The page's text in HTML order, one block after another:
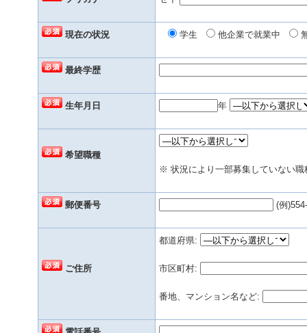
現在の状況 学生 他企業で就業中
最終学歴
生年月日 年
希望職種
※ 状況により一部募集していない
郵便番号 (例
ご住所
都道府県:
市区町村:
番地、マンション名など: